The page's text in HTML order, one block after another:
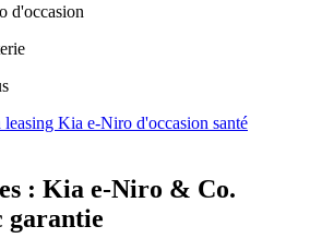
d'occasion
Kia e-Niro d'occasion santé
: Kia e-Niro & Co.
garantie